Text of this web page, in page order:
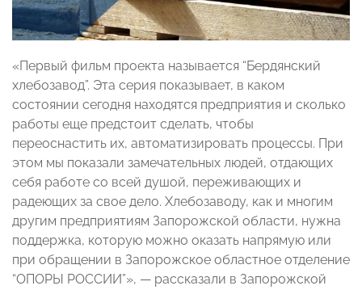
«Первый фильм проекта называется “Бердянский
хлебозавод”. Эта серия показывает, в каком
состоянии сегодня находятся предприятия и сколько
работы еще предстоит сделать, чтобы
переоснастить их, автоматизировать процессы. При
этом мы показали замечательных людей, отдающих
себя работе со всей душой, переживающих и
радеющих за свое дело. Хлебозаводу, как и многим
другим предприятиям Запорожской области, нужна
поддержка, которую можно оказать напрямую или
при обращении в Запорожское областное отделение
“ОПОРЫ РОССИИ”», — рассказали в Запорожской